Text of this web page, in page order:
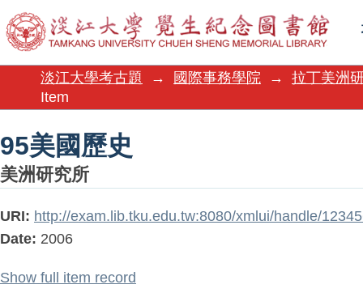
95美國歷史
淡江大學考古題 → 國際事務學院 →
拉丁美洲
Item
95美國歷史
美洲研究所
URI: http://exam.lib.tku.edu.tw:8080/xmlui/handle/
Date: 2006
Show full item record